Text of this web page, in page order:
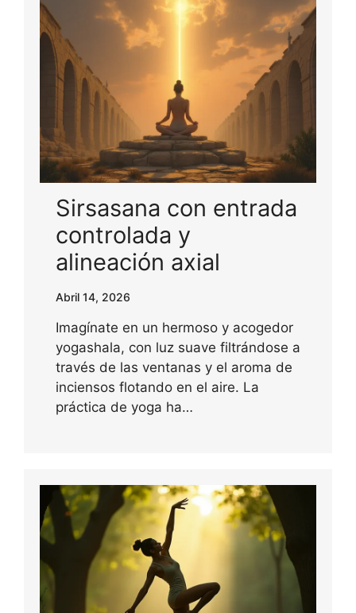
Sirsasana con entrada
controlada y
alineación axial
Abril 14, 2026
Imagínate en un hermoso y acogedor
yogashala, con luz suave filtrándose a
través de las ventanas y el aroma de
inciensos flotando en el aire. La
práctica de yoga ha…